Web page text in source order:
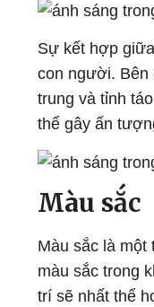
Sự kết hợp
con người. Bên
trung và tỉnh
thể gây ấn
Màu sắc
Màu sắc là
màu sắc trong
trí sẽ nhất thể